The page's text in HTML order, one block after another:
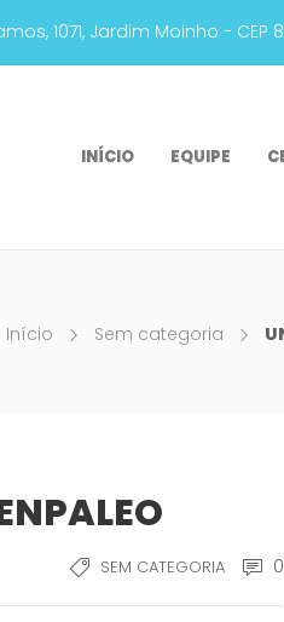
1071, Jardim Moinho - CEP
INÍCIO EQUIPE
Início Sem categoria
SEM CATEGORIA 0